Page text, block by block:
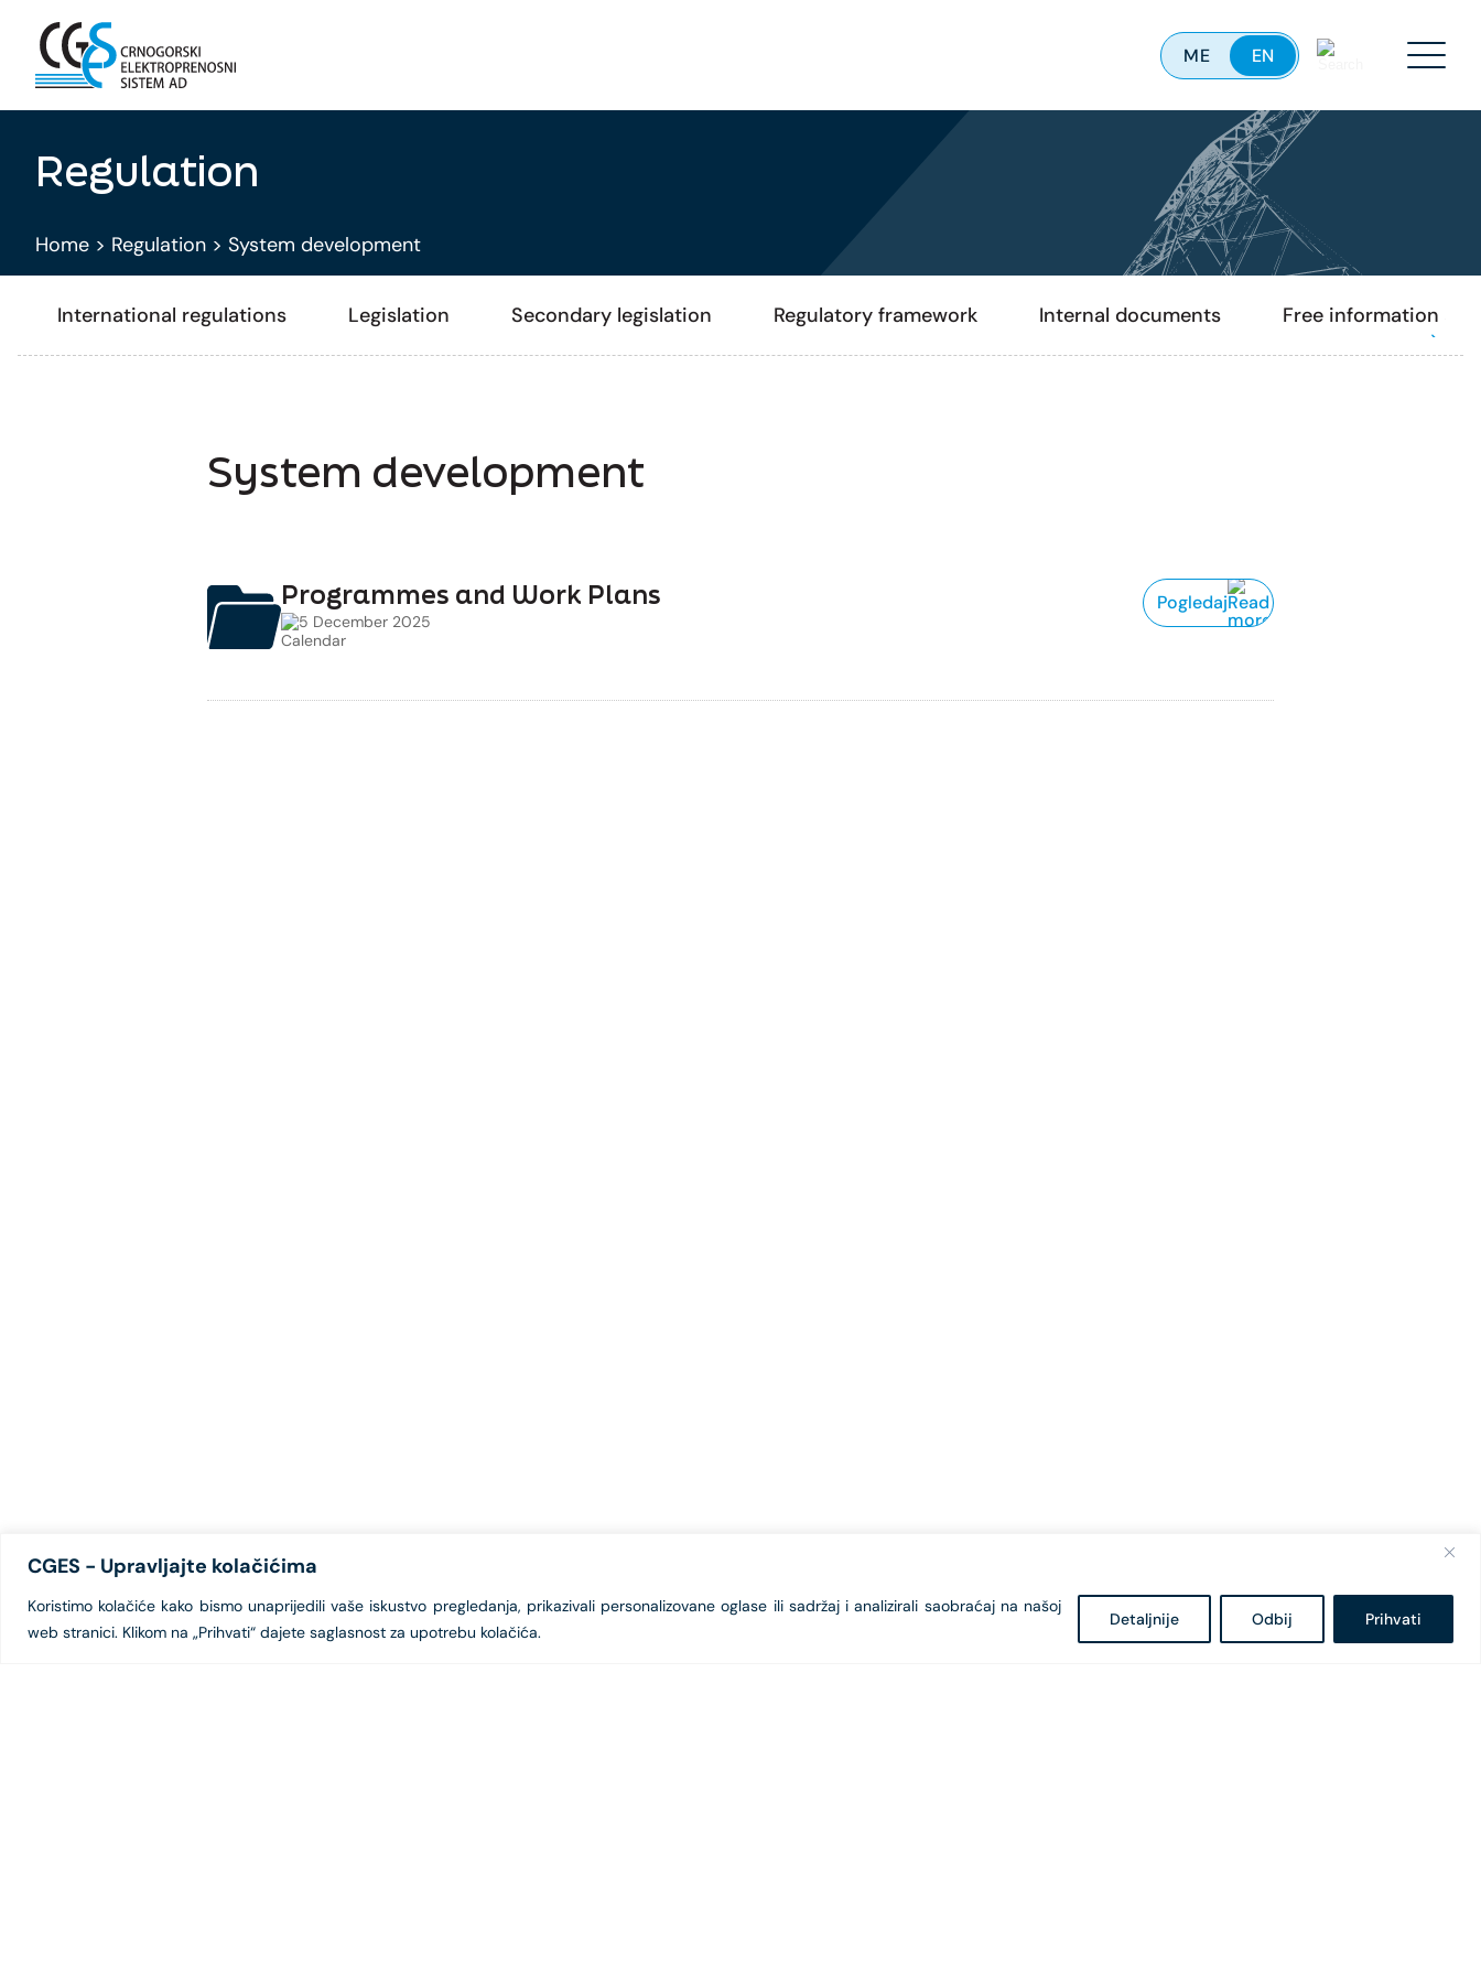
CGES - Upravljajte kolačićima
Koristimo kolačiće kako bismo unaprijedili vaše iskustvo pregledanja, prikazivali personalizovane oglase ili sadržaj i analizirali saobraćaj na našoj
web stranici. Klikom na „Prihvati“ dajete saglasnost za upotrebu kolačića.
Detaljnije Odbij Prihvati
ME EN Menu
Regulation
Home > Regulation > System development
International regulations Legislation Secondary legislation Regulatory framework Internal documents Free information
System development
Programmes and Work Plans
5 December 2025
Pogledaj